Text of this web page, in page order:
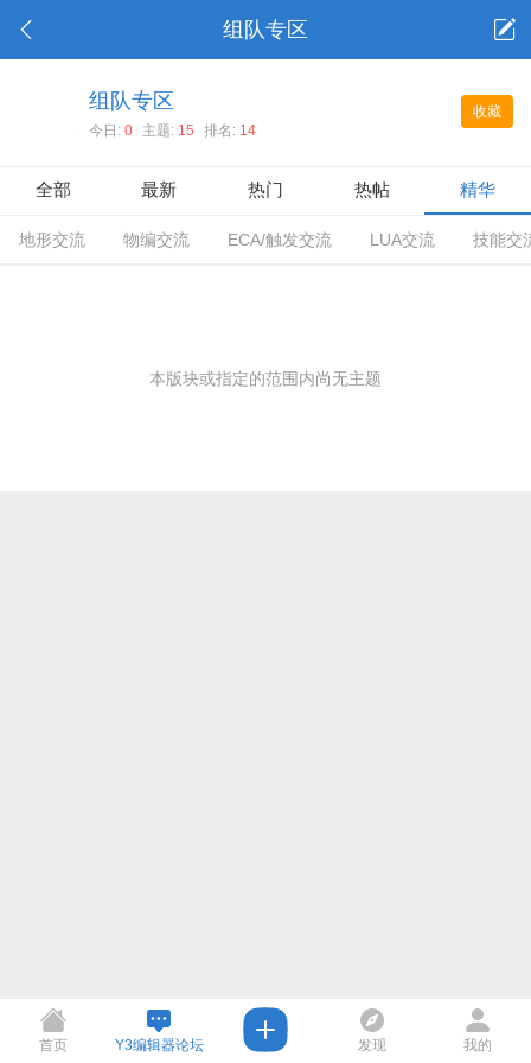
组队专区
收藏
组队专区
今日: 0 主题: 15 排名: 14
全部 最新 热门 热帖 精华
地形交流 物编交流 ECA/触发交流 LUA交流 技能交
本版块或指定的范围内尚无主题
首页 Y3编辑器论坛 发现 我的